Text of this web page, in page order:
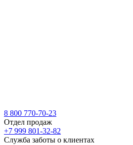
8 800 770-70-23
Отдел продаж
+7 999 801-32-82
Служба заботы о клиентах